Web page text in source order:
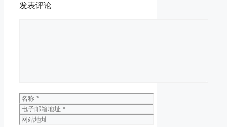
发表评论
名
称
电
子
网